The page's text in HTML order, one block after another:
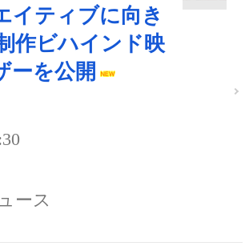
イティブに向き
作ビハインド映
ーを公開
ース